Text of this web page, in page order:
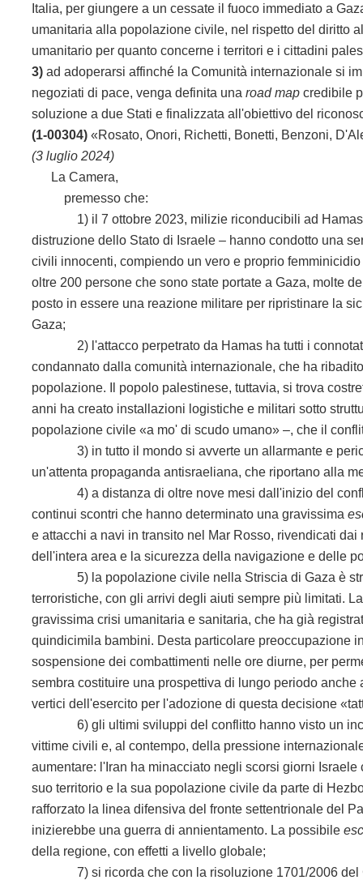
Italia, per giungere a un cessate il fuoco immediato a
umanitaria alla popolazione civile, nel rispetto del diritto
umanitario per quanto concerne i territori e i cittadini
3) ad adoperarsi affinché la Comunità internazionale si
negoziati di pace, venga definita unaroad map credibile
soluzione a due Stati e finalizzata all'obiettivo del
(1-00304) «Rosato, Onori, Richetti, Bonetti, Benzoni,
(3 luglio 2024)
La Camera,
premesso che:
1) il 7 ottobre 2023, milizie riconducibili ad Hamas –
distruzione dello Stato di Israele – hanno condotto una
civili innocenti, compiendo un vero e proprio
oltre 200 persone che sono state portate a Gaza, molte
posto in essere una reazione militare per ripristinare la
Gaza;
2) l'attacco perpetrato da Hamas ha tutti i connotati
condannato dalla comunità internazionale, che ha
popolazione. Il popolo palestinese, tuttavia, si trova
anni ha creato installazioni logistiche e militari sotto
popolazione civile «a mo' di scudo umano» –, che il
3) in tutto il mondo si avverte un allarmante e
un'attenta propaganda antisraeliana, che riportano alla
4) a distanza di oltre nove mesi dall'inizio del
continui scontri che hanno determinato una gravissima
e attacchi a navi in transito nel Mar Rosso, rivendicati
dell'intera area e la sicurezza della navigazione e delle
5) la popolazione civile nella Striscia di Gaza è
terroristiche, con gli arrivi degli aiuti sempre più limitati.
gravissima crisi umanitaria e sanitaria, che ha già
quindicimila bambini. Desta particolare preoccupazione
sospensione dei combattimenti nelle ore diurne, per
sembra costituire una prospettiva di lungo periodo
vertici dell'esercito per l'adozione di questa decisione
6) gli ultimi sviluppi del conflitto hanno visto un
vittime civili e, al contempo, della pressione
aumentare: l'Iran ha minacciato negli scorsi giorni
suo territorio e la sua popolazione civile da parte di
rafforzato la linea difensiva del fronte settentrionale del
inizierebbe una guerra di annientamento. La possibile
della regione, con effetti a livello globale;
7) si ricorda che con la risoluzione 1701/2006 del